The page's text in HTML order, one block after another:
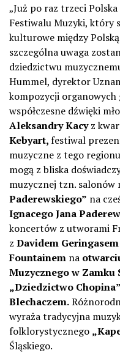
„Już po raz trzeci
Festiwalu Muzyki, który
kulturowe między
szczególna uwaga
dziedzictwu
Hummel, dyrektor
kompozycji organowych
współczesne dźwięki
Aleksandry Kacyz
Kebyart,festiwal
muzyczne z tego
mogą z bliska
muzycznej tzn. salonów
Paderewskiego” na
Ignacego Jana
koncertów z utworami
z Davidem
Fountainem na
Muzycznego w
„Dziedzictwo Chopina”
Blechaczem.
wyraża tradycyjna
folklorystycznego
Śląskiego.